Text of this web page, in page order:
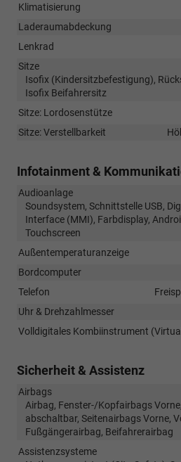
Klimatisierung
Laderaumabdeckung
Lenkrad
Sitze
Isofix (Kindersitzbefestigung),
Isofix Beifahrersitz
Sitze: Lordosenstütze
Sitze: Verstellbarkeit
Infotainment &
Audioanlage
Soundsystem, Schnittstelle USB,
Interface (MMI), Farbdisplay,
Touchscreen
Außentemperaturanzeige
Bordcomputer
Telefon
Uhr & Drehzahlmesser
Volldigitales Kombiinstrument
Sicherheit & Assistenz
Airbags
Airbag, Fenster-/Kopfairbags
abschaltbar, Seitenairbags Vorne,
Fußgängerairbag, Beifahrerairbag
Assistenzsysteme